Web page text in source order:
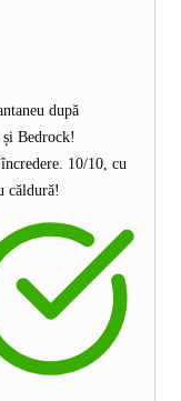
după
Bedrock!
10/10, cu
căldură!